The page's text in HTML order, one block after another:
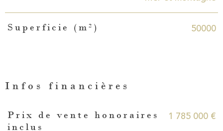
Superficie (m²) 50000
Infos financières
Caractéristiques Valeurs
Prix de vente honoraires
inclus
1 785 000 €